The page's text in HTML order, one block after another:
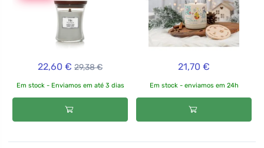
>br>
22,60 € 29,38 €
Em stock - Enviamos em até 3 dias
21,70 €
Em stock - enviamos em 24h